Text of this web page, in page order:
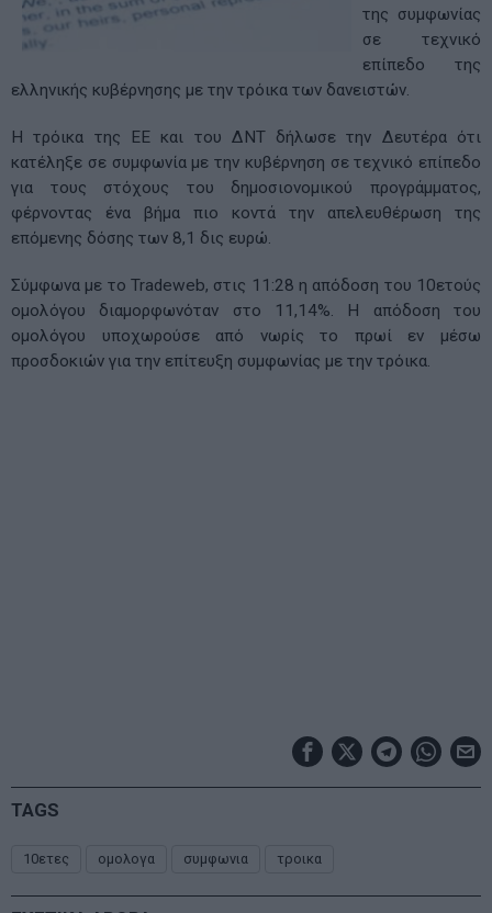
της συμφωνίας
σε τεχνικό
επίπεδο της
ελληνικής κυβέρνησης με την τρόικα των δανειστών.
Η τρόικα της ΕΕ και του ΔΝΤ δήλωσε την Δευτέρα ότι
κατέληξε σε συμφωνία με την κυβέρνηση σε τεχνικό επίπεδο
για τους στόχους του δημοσιονομικού προγράμματος,
φέρνοντας ένα βήμα πιο κοντά την απελευθέρωση της
επόμενης δόσης των 8,1 δις ευρώ.
Σύμφωνα με το Tradeweb, στις 11:28 η απόδοση του 10ετούς
ομολόγου διαμορφωνόταν στο 11,14%. Η απόδοση του
ομολόγου υποχωρούσε από νωρίς το πρωί εν μέσω
προσδοκιών για την επίτευξη συμφωνίας με την τρόικα.
TAGS
10ετες ομολογα συμφωνια τροικα